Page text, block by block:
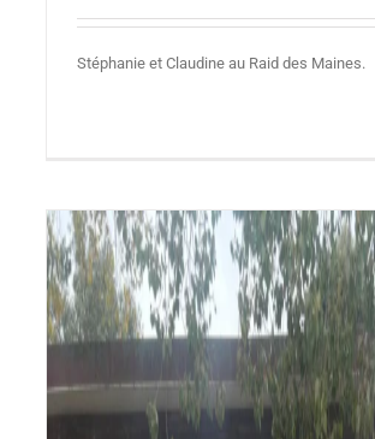
Stéphanie et Claudine au Raid des Maines.